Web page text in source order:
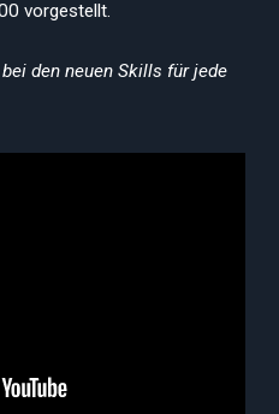
vorgestellt.
den neuen Skills für jede